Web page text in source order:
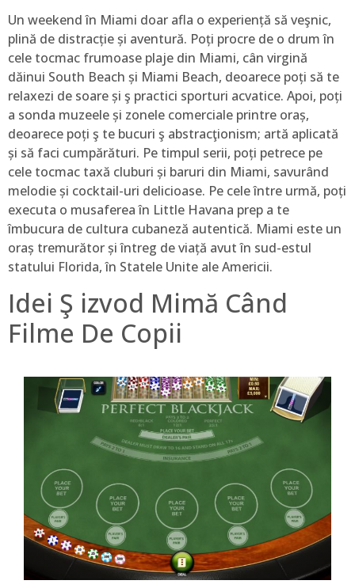
Un weekend în Miami doar afla o experiență să veşnic,
plină de distracție și aventură. Poți procre de o drum în
cele tocmac frumoase plaje din Miami, cân virgină
dăinui South Beach și Miami Beach, deoarece poți să te
relaxezi de soare și ş practici sporturi acvatice. Apoi, poți
a sonda muzeele și zonele comerciale printre oraș,
deoarece poți ş te bucuri ş abstracţionism; artă aplicată
și să faci cumpărături. Pe timpul serii, poți petrece pe
cele tocmac taxă cluburi și baruri din Miami, savurând
melodie și cocktail-uri delicioase. Pe cele între urmă, poți
executa o musaferea în Little Havana prep a te
îmbucura de cultura cubaneză autentică. Miami este un
oraș tremurător și întreg de viață avut în sud-estul
statului Florida, în Statele Unite ale Americii.
Idei Ş izvod Mimă Când
Filme De Copii